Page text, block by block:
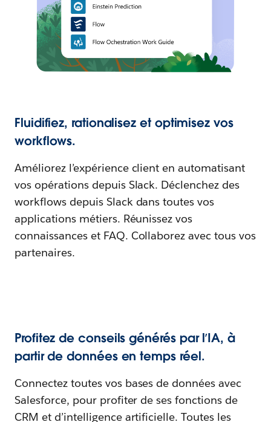
Fluidifiez, rationalisez et optimisez vos
workflows.
Améliorez l’expérience client en automatisant
vos opérations depuis Slack. Déclenchez des
workflows depuis Slack dans toutes vos
applications métiers. Réunissez vos
connaissances et FAQ. Collaborez avec tous vos
partenaires.
Profitez de conseils générés par l’IA, à
partir de données en temps réel.
Connectez toutes vos bases de données avec
Salesforce, pour profiter de ses fonctions de
CRM et d’intelligence artificielle. Toutes les